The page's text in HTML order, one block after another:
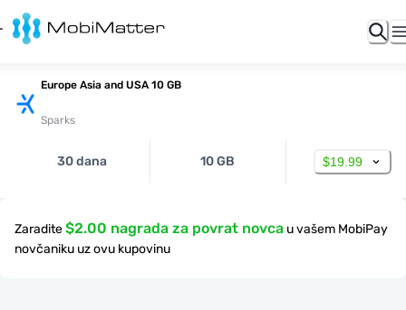
Europe Asia and USA 10 GB
Sparks
30 dana 10 GB $19.99
Zaradite$2.00 nagrada za povrat novca u vašem MobiPay
novčaniku uz ovu kupovinu